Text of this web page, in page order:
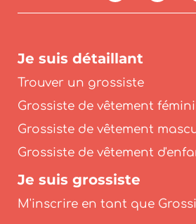
Je suis détaillant
Trouver un grossiste
Grossiste de vêtement
Grossiste de vêtement
Grossiste de vêtement
Je suis grossiste
M'inscrire en tant que